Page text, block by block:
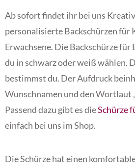
Ab sofort findet ihr bei uns
personalisierte Backschürzen für
Erwachsene. Die Backschürze für
du in schwarz oder weiß wählen.
bestimmst du. Der Aufdruck
Wunschnamen und den Wortlaut
Passend dazu gibt es dieSchürze
einfach bei uns im Shop.
Die Schürze hat einen